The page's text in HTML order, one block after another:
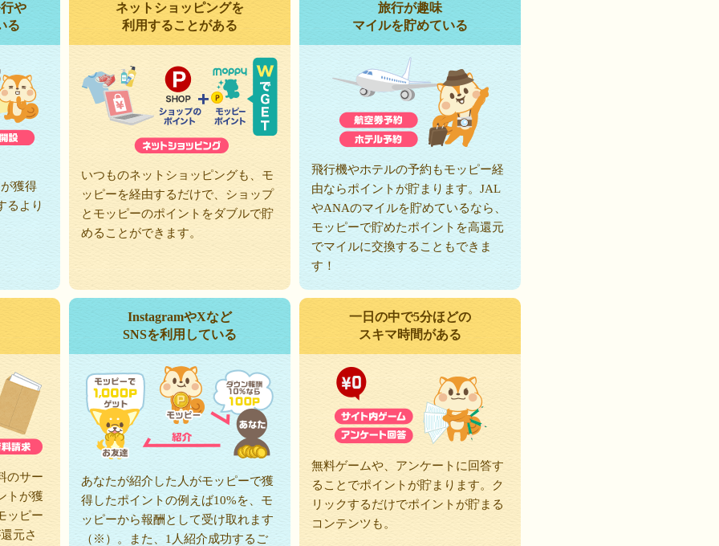
や
る
獲得
るより
ネットショッピングを
利用することがある
いつものネットショッピングも、モ
ッピーを経由するだけで、ショップ
とモッピーのポイントをダブルで貯
めることができます。
旅行が趣味
マイルを貯めている
飛行機やホテルの予約もモッピー経
由ならポイントが貯まります。JAL
やANAのマイルを貯めているなら、
モッピーで貯めたポイントを高還元
でマイルに交換することもできま
す！
のサー
トが獲
ッピー
元さ
InstagramやXなど
SNSを利用している
あなたが紹介した人がモッピーで獲
得したポイントの例えば10%を、モ
ッピーから報酬として受け取れます
（※）。また、1人紹介成功するご
一日の中で5分ほどの
スキマ時間がある
無料ゲームや、アンケートに回答す
ることでポイントが貯まります。ク
リックするだけでポイントが貯まる
コンテンツも。